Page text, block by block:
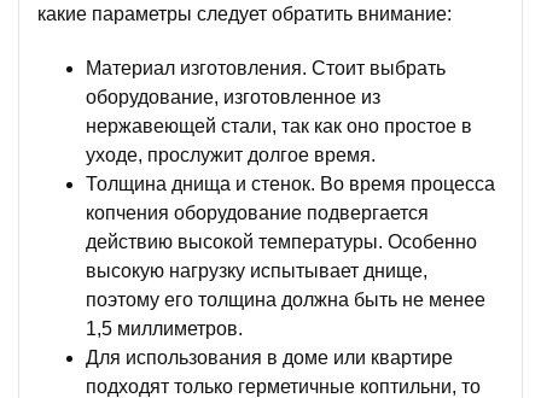
какие параметры следует обратить внимание:
Материал изготовления. Стоит выбрать
оборудование, изготовленное из
нержавеющей стали, так как оно простое в
уходе, прослужит долгое время.
Толщина днища и стенок. Во время процесса
копчения оборудование подвергается
действию высокой температуры. Особенно
высокую нагрузку испытывает днище,
поэтому его толщина должна быть не менее
1,5 миллиметров.
Для использования в доме или квартире
подходят только герметичные коптильни, то